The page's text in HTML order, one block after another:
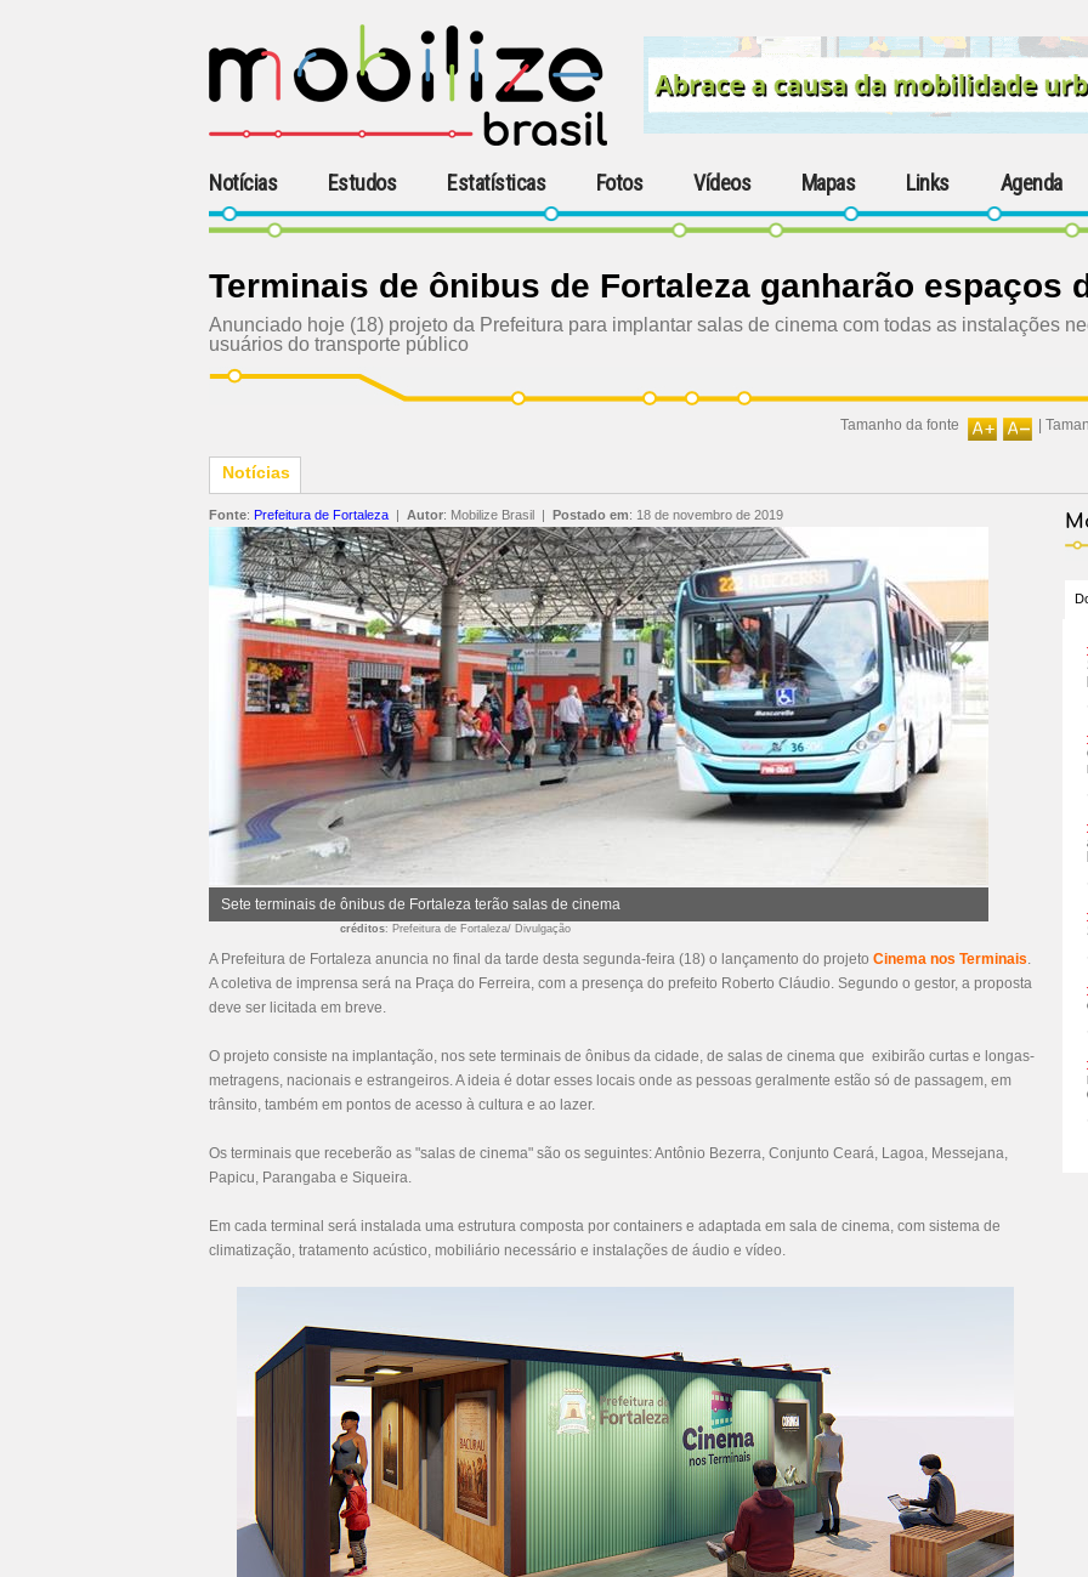
Notícias Estudos Estatísticas Fotos Vídeos Mapas Links Agenda
Terminais de ônibus de Fortaleza ganharão espaços
Anunciado hoje (18) projeto da Prefeitura para implantar salas de cinema com todas as instalações
usuários do transporte público
Tamanho da fonte
Notícias
Fonte: Prefeitura de Fortaleza | Autor: Mobilize Brasil | Postado em: 18 de novembro de 2019
Sete terminais de ônibus de Fortaleza terão salas de cinema
créditos: Prefeitura de Fortaleza/ Divulgação
A Prefeitura de Fortaleza anuncia no final da tarde desta segunda-feira (18) o lançamento do projeto Cinema nos Terminais.
A coletiva de imprensa será na Praça do Ferreira, com a presença do prefeito Roberto Cláudio. Segundo o gestor, a proposta
deve ser licitada em breve.
O projeto consiste na implantação, nos sete terminais de ônibus da cidade, de salas de cinema que exibirão curtas e longas-
metragens, nacionais e estrangeiros. A ideia é dotar esses locais onde as pessoas geralmente estão só de passagem, em
trânsito, também em pontos de acesso à cultura e ao lazer.
Os terminais que receberão as "salas de cinema" são os seguintes: Antônio Bezerra, Conjunto Ceará, Lagoa, Messejana,
Papicu, Parangaba e Siqueira.
Em cada terminal será instalada uma estrutura composta por containers e adaptada em sala de cinema, com sistema de
climatização, tratamento acústico, mobiliário necessário e instalações de áudio e vídeo.